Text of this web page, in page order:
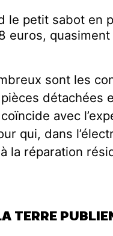
le petit sabot en
euros,
sont les
détachées
avec
qui, dans
la réparation
TERRE